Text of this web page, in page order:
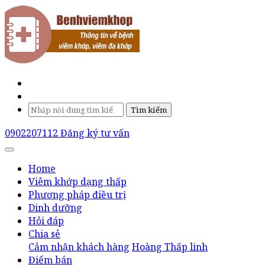
Tìm kiếm
0902207112 Đăng ký tư vấn
Home
Viêm khớp dạng thấp
Phương pháp điều trị
Dinh dưỡng
Hỏi đáp
Chia sẻ
Cảm nhận khách hàng Hoàng Thấp linh
Điểm bán